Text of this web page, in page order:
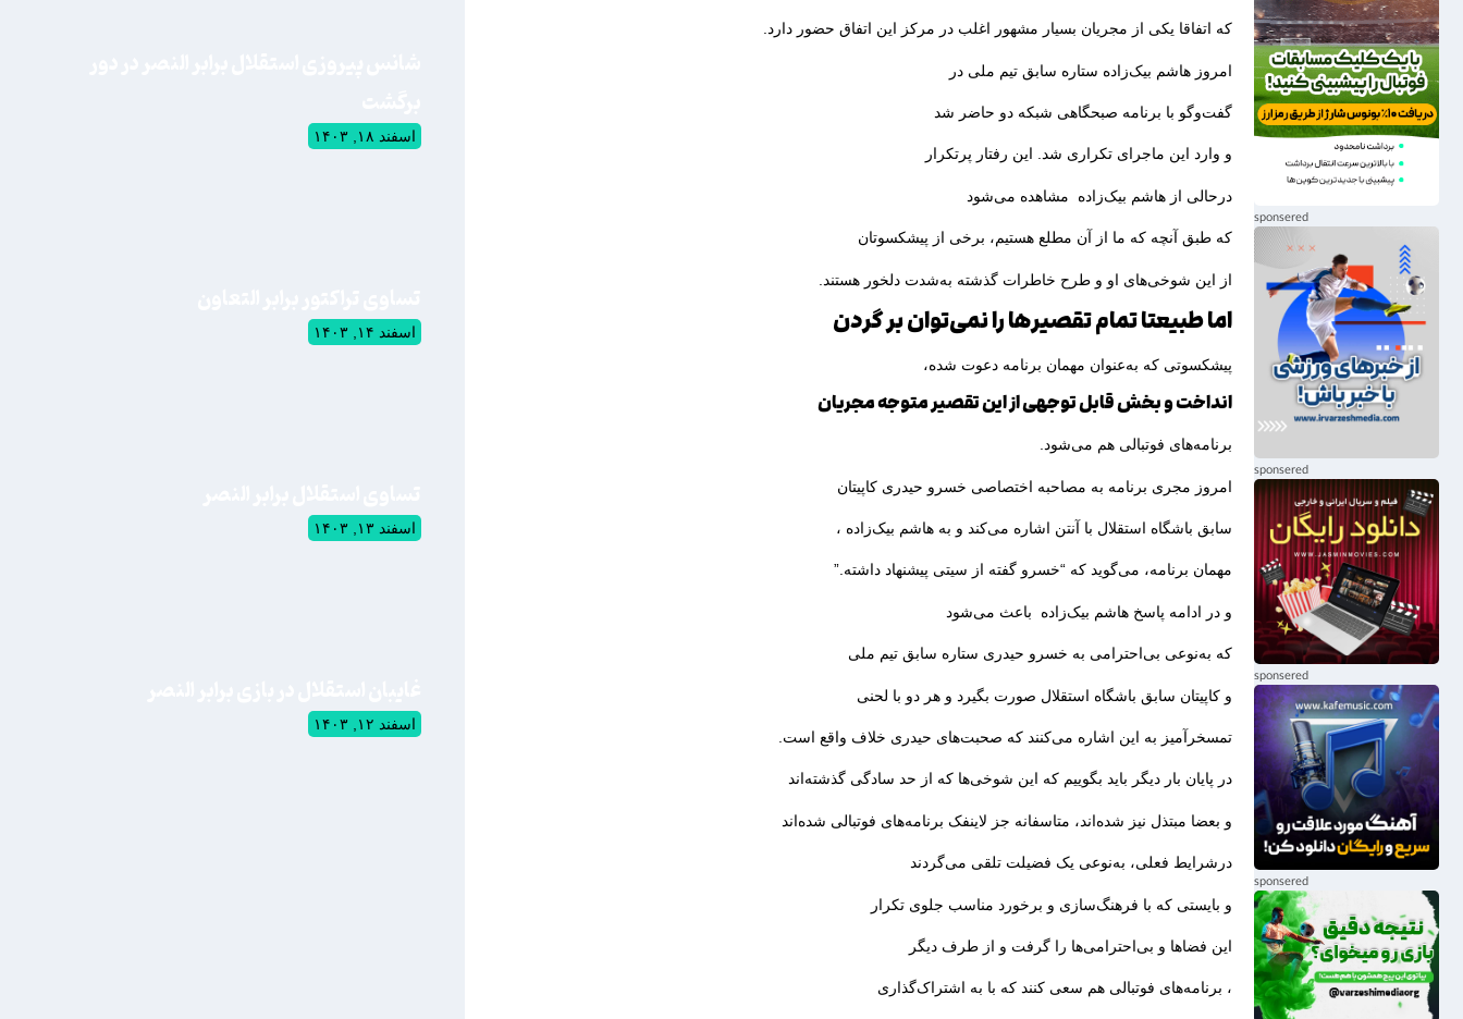
که اتفاقا یکی از مجریان بسیار مشهور اغلب در مرکز این اتفاق حضور دارد.
امروز هاشم بیک‌زاده ستاره سابق تیم ملی در
گفت‌وگو با برنامه صبحگاهی شبکه دو حاضر شد
و وارد این ماجرای تکراری شد. این رفتار پرتکرار
درحالی از هاشم بیک‌زاده مشاهده می‌شود
که طبق آنچه که ما از آن مطلع هستیم، برخی از پیشکسوتان
از این شوخی‌های او و طرح خاطرات گذشته به‌شدت دلخور هستند.
اما طبیعتا تمام تقصیرها را نمی‌توان بر گردن
پیشکسوتی که به‌عنوان مهمان برنامه دعوت شده،
انداخت و بخش قابل توجهی از این تقصیر متوجه مجریان
برنامه‌های فوتبالی هم می‌شود.
امروز مجری برنامه به مصاحبه اختصاصی خسرو حیدری کاپیتان
سابق باشگاه استقلال با آنتن اشاره می‌کند و به هاشم بیک‌زاده ،
مهمان برنامه، می‌گوید که “خسرو گفته از سیتی پیشنهاد داشته.”
و در ادامه پاسخ هاشم بیک‌زاده باعث می‌شود
که به‌نوعی بی‌احترامی به خسرو حیدری ستاره سابق تیم ملی
و کاپیتان سابق باشگاه استقلال صورت بگیرد و هر دو با لحنی
تمسخر‌آمیز به این اشاره می‌کنند که صحبت‌های حیدری خلاف واقع است.
در پایان بار دیگر باید بگوییم که این شوخی‌ها که از حد سادگی گذشته‌اند
و بعضا مبتذل نیز شده‌اند، متاسفانه جز لاینفک برنامه‌های فوتبالی شده‌اند
درشرایط فعلی، به‌نوعی یک فضیلت تلقی می‌گردند
و بایستی که با فرهنگ‌سازی و برخورد مناسب جلوی تکرار
این فضاها و بی‌احترامی‌ها را گرفت و از طرف دیگر
، برنامه‌های فوتبالی هم سعی کنند که با به اشتراک‌گذاری
اسفند ۱۸, ۱۴۰۳
اسفند ۱۴, ۱۴۰۳
اسفند ۱۳, ۱۴۰۳
اسفند ۱۲, ۱۴۰۳